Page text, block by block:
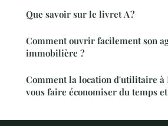
Que savoir sur le livret A ?
Comment ouvrir facilement son
immobilière ?
Comment la location d'utilitaire à
vous faire économiser du temps